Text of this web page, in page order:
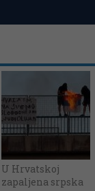
U Hrvatskoj
zapaljena srpska